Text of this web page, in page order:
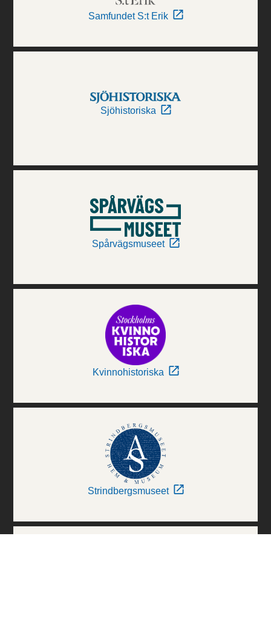
Samfundet S:t Erik
Sjöhistoriska
Spårvägsmuseet
Kvinnohistoriska
Strindbergsmuseet